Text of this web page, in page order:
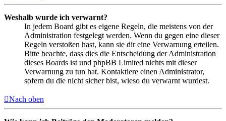
Weshalb wurde ich verwarnt?
In jedem Board gibt es eigene Regeln, die meistens von der
Administration festgelegt werden. Wenn du gegen eine dieser
Regeln verstoßen hast, kann sie dir eine Verwarnung erteilen.
Bitte beachte, dass dies die Entscheidung der Administration
dieses Boards ist und phpBB Limited nichts mit dieser
Verwarnung zu tun hat. Kontaktiere einen Administrator,
sofern du die nicht sicher bist, wieso du verwarnt wurdest.
Nach oben